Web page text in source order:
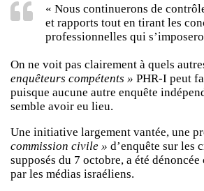
« Nous continuerons de
et rapports tout en tirant les
professionnelles qui
On ne voit pas clairement à quels
enquêteurs compétents » PHR-I peut
puisque aucune autre enquête
semble avoir eu lieu.
Une initiative largement vantée, une
commission civile » d’enquête sur les
supposés du 7 octobre, a été
par les médias israéliens.